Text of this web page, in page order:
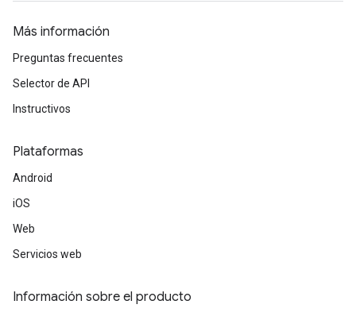
Más información
Preguntas frecuentes
Selector de API
Instructivos
Plataformas
Android
iOS
Web
Servicios web
Información sobre el producto